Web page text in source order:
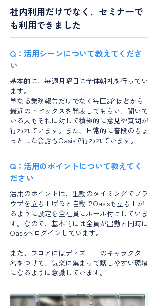
社内利用だけでなく、セミナーで
も利用できました
Q：活用シーンについて教えてくださ
い
基本的に、毎週月曜日に全体朝礼を行ってい
ます。
単なる業務報告だけでなく毎回2名ほどから
最近のトピックスを発表してもらい、聞いて
いる人もそれに対して積極的に意見や質問が
行われています。また、日常的に普段のちょ
っとした会話もOasisで行われています。
Q：活用のポイントについて教えてく
ださい
活用のポイントは、出勤のタイミングでブラ
ウザを立ち上げると自動でOasisも立ち上が
るように設定を全社員にルール付けしていま
す。なので、基本的には全員が出勤と同時に
Oasisへログインしています。
​また、フロアにはディズニーのキャラクター
名をつけて、気楽に集まって話しやすい環境
になるように意識しています。